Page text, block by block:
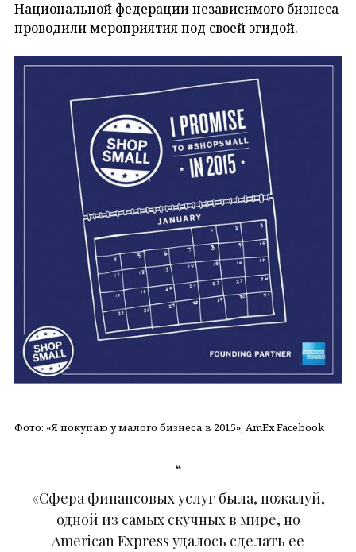
Национальной федерации независимого бизнеса
проводили мероприятия под своей эгидой.
Фото: «Я покупаю у малого бизнеса в 2015», AmEx Facebook
«Сфера финансовых услуг была, пожалуй,
одной из самых скучных в мире, но
American Express удалось сделать ее